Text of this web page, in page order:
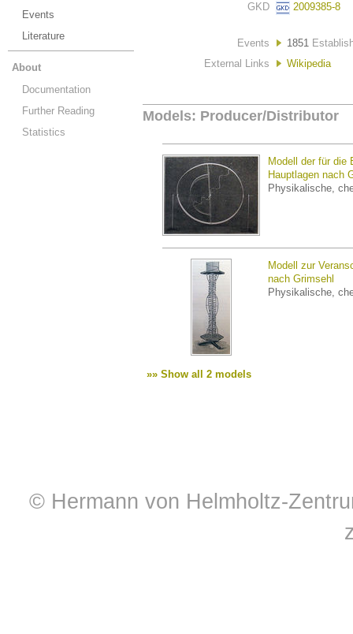
Events
Literature
About
Documentation
Further Reading
Statistics
GKD
2009385-8
Events 1851
External Links
Wikipedia
Models: Producer/Distributor
Modell der für die
Hauptlagen nach
Physikalische,
Modell zur
nach Grimsehl
Physikalische,
»» Show all 2 models
© Hermann von Helmholtz-